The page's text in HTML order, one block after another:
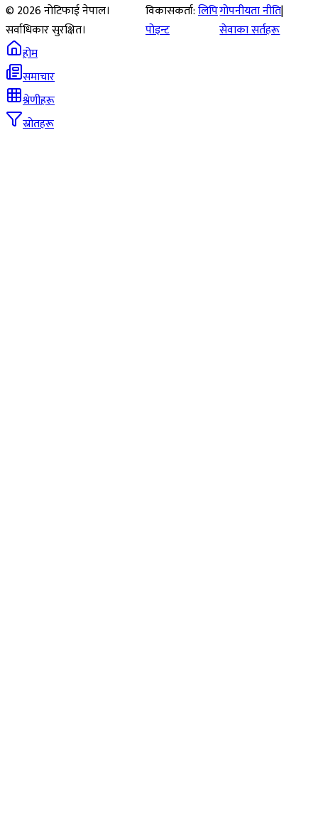
©2026नोटिफाई नेपाल।
सर्वाधिकार सुरक्षित।
विकासकर्ता:लिपि
पोइन्ट
गोपनीयता नीति|
सेवाका सर्तहरू
होम
समाचार
श्रेणीहरू
स्रोतहरू